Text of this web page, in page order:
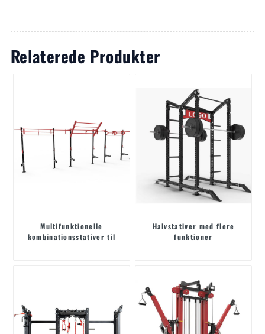
Relaterede Produkter
Multifunktionelle
kombinationsstativer til
Halvstativer med flere
funktioner